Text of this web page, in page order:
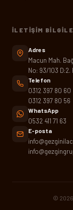
İLETIŞIM
Adres
Macun Mah.
No: 93/103
Telefon
0312 397 80 60
0312 397 80 56
WhatsApp
0532 411 71 63
E-posta
© 2026